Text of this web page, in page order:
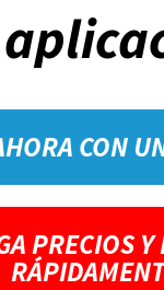
CON
PRECIOS Y